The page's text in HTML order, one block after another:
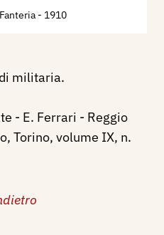
- 1910
militaria.
- E. Ferrari - Reggio
Torino, volume IX, n.